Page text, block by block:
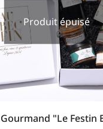
Produit épuisé
"Le Festin